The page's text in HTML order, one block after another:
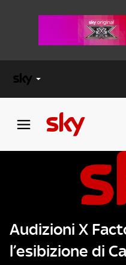
Cos’altro vedere:
PROGRAMMI SKY
Un mondo di offerte:
SKY.IT
Audizioni X
l’esibizione di